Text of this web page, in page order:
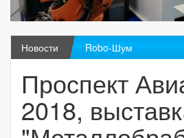
Новости Robo-Шум
Проспект
2018,